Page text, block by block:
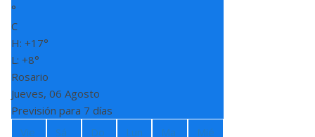
°
C
H: +17°
L: +8°
Rosario
Jueves, 06 Agosto
Previsión para 7 días
Vie
Sá
Do
Lun
Ma
Mié